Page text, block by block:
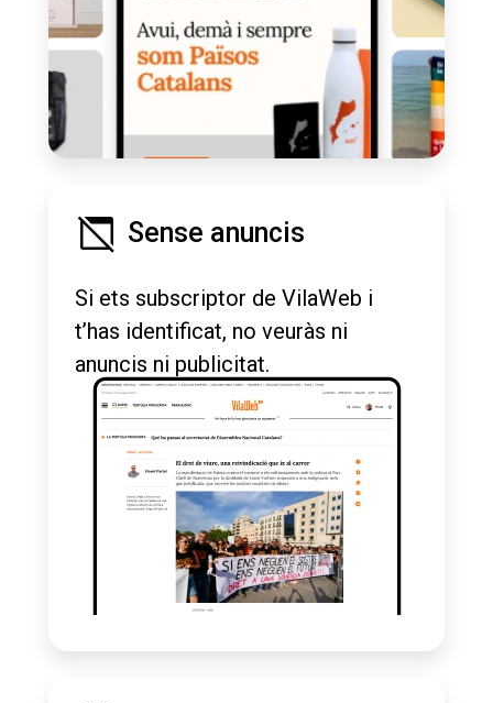
Sense anuncis
Si ets subscriptor de VilaWeb i
t’has identificat, no veuràs ni
anuncis ni publicitat.